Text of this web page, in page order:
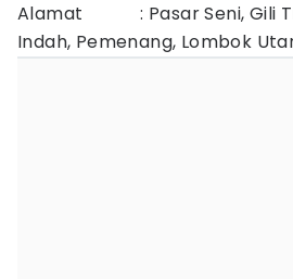
Alamat : Pasar Seni, Gili
Indah, Pemenang, Lombok